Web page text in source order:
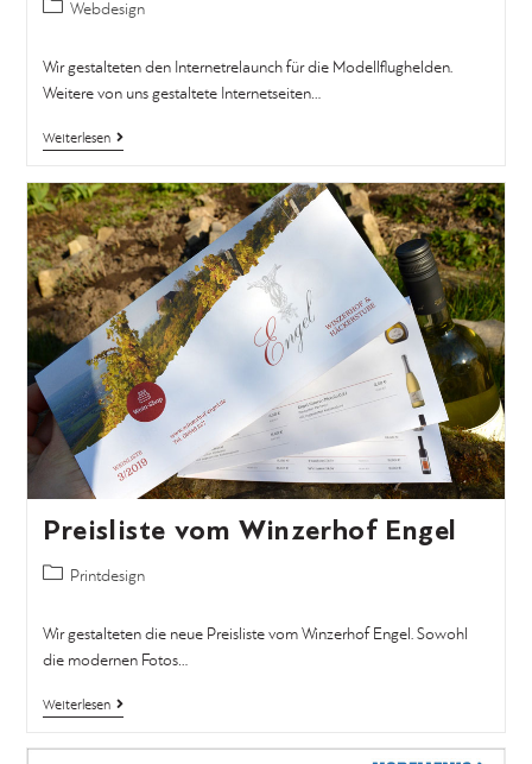
Webdesign
Wir gestalteten den Internetrelaunch für die Modellflughelden.
Weitere von uns gestaltete Internetseiten…
Weiterlesen
Preisliste vom Winzerhof Engel
Printdesign
Wir gestalteten die neue Preisliste vom Winzerhof Engel. Sowohl
die modernen Fotos…
Weiterlesen